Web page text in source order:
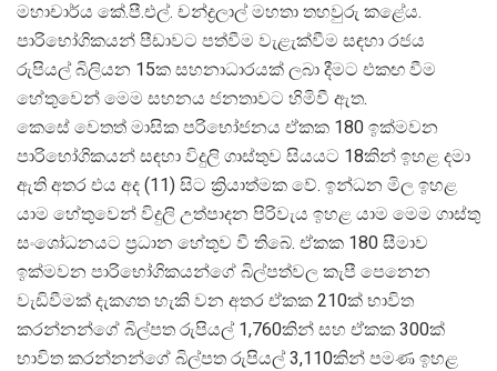
මහාචාර්ය කේ.පී.එල්. චන්ද්රලාල් මහතා තහවුරු කළේය.
පාරිභෝගිකයන් පීඩාවට පත්වීම වැළැක්වීම සඳහා රජය
රුපියල් බිලියන 15ක සහනාධාරයක් ලබා දීමට එකඟ වීම
හේතුවෙන් මෙම සහනය ජනතාවට හිමිවී ඇත.
කෙසේ වෙතත් මාසික පරිභෝජනය ඒකක 180 ඉක්මවන
පාරිභෝගිකයන් සඳහා විදුලි ගාස්තුව සියයට 18කින් ඉහළ දමා
ඇති අතර එය අද (11) සිට ක්රියාත්මක වේ. ඉන්ධන මිල ඉහළ
යාම හේතුවෙන් විදුලි උත්පාදන පිරිවැය ඉහළ යාම මෙම ගාස්තු
සංශෝධනයට ප්රධාන හේතුව වී තිබේ. ඒකක 180 සීමාව
ඉක්මවන පාරිභෝගිකයන්ගේ බිල්පත්වල කැපී පෙනෙන
වැඩිවීමක් දැකගත හැකි වන අතර ඒකක 210ක් භාවිත
කරන්නන්ගේ බිල්පත රුපියල් 1,760කින් සහ ඒකක 300ක්
භාවිත කරන්නන්ගේ බිල්පත රුපියල් 3,110කින් පමණ ඉහළ